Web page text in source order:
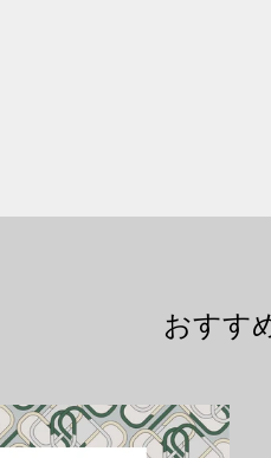
おすす